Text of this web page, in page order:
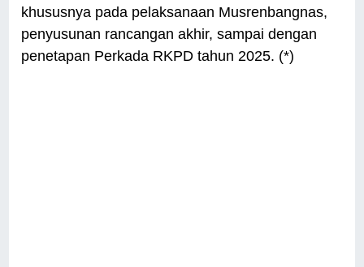
khususnya pada pelaksanaan Musrenbangnas,
penyusunan rancangan akhir, sampai dengan
penetapan Perkada RKPD tahun 2025. (*)